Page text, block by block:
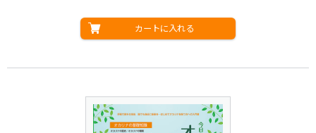
カートに入れる